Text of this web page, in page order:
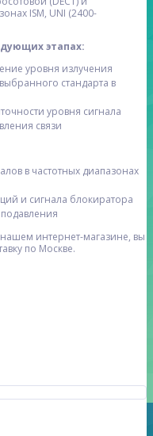
ISM, UNI (2400-
этапах:
уровня излучения
стандарта в
уровня сигнала
связи
в частотных диапазонах
и сигнала блокиратора
интернет-магазине, вы
по Москве.